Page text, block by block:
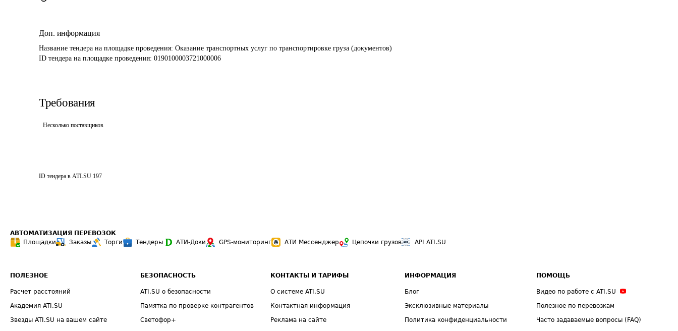
Доп. информация
Название тендера на площадке проведения: Оказание транспортных услуг по транспортировке груза (документов)
ID тендера на площадке проведения: 0190100003721000006
Требования
Несколько поставщиков
ID тендера в ATI.SU 197
АВТОМАТИЗАЦИЯ ПЕРЕВОЗОК
Площадки
Заказы Торги Тендеры АТИ-Доки GPS-мониторинг АТИ Мессенджер Цепочки грузов API ATI.SU
ПОЛЕЗНОЕ
Расчет расстояний
Академия ATI.SU
Звезды ATI.SU на вашем сайте
БЕЗОПАСНОСТЬ
ATI.SU о безопасности
Памятка по проверке контрагентов
Светофор+
КОНТАКТЫ И ТАРИФЫ
О системе ATI.SU
Контактная информация
Реклама на сайте
ИНФОРМАЦИЯ
Блог
Эксклюзивные материалы
Политика конфиденциальности
ПОМОЩЬ
Видео по работе с ATI.SU
Полезное по перевозкам
Часто задаваемые вопросы (FAQ)